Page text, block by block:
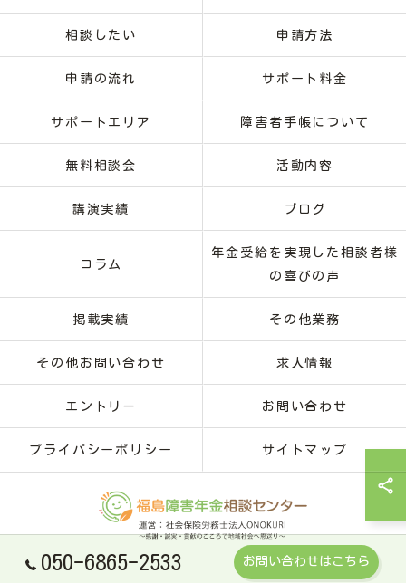
050-6865-2533 お問い合わせはこちら
相談したい 申請方法
申請の流れ サポート料金
サポートエリア 障害者手帳について
無料相談会 活動内容
講演実績 ブログ
コラム
年金受給を実現した相談者様
の喜びの声
掲載実績 その他業務
その他お問い合わせ 求人情報
エントリー お問い合わせ
プライバシーポリシー サイトマップ
© 2026 福島の障害年金なら福島障害年金相談センター ALL RIGHTS RESERVED.